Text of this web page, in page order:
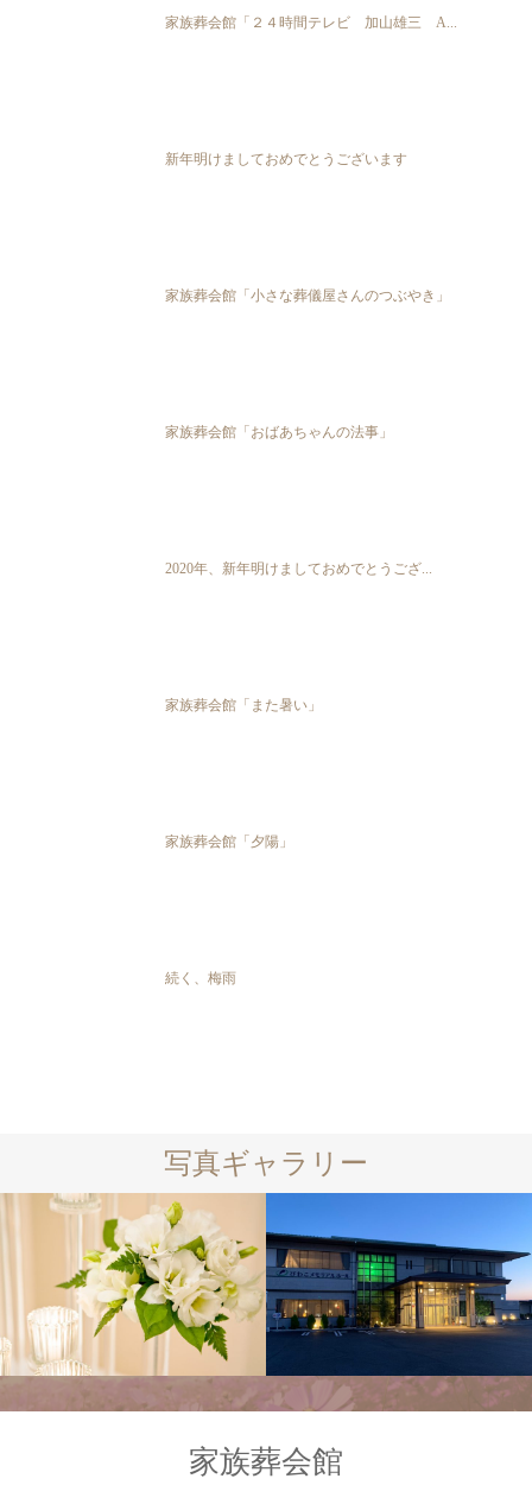
家族葬会館「２４時間テレビ 加山雄三 A...
新年明けましておめでとうございます
家族葬会館「小さな葬儀屋さんのつぶやき」
家族葬会館「おばあちゃんの法事」
2020年、新年明けましておめでとうござ...
家族葬会館「また暑い」
家族葬会館「夕陽」
続く、梅雨
写真ギャラリー
家族葬会館